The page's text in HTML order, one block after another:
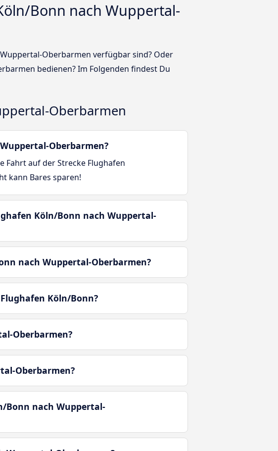
Bonn nach Wuppertal-
Oberbarmen verfügbar sind? Oder
bedienen? Im Folgenden findest Du
Oberbarmen
Oberbarmen?
Fahrt auf der Strecke Flughafen
kann Bares sparen!
Köln/Bonn nach Wuppertal-
nach Wuppertal-Oberbarmen?
Köln/Bonn?
Oberbarmen?
Oberbarmen?
Bonn nach Wuppertal-